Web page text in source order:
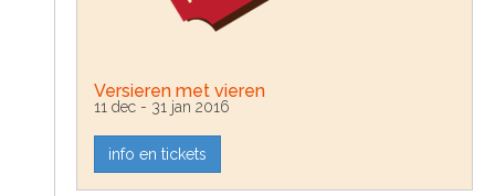
Versieren met vieren
11 dec - 31 jan 2016
info en tickets